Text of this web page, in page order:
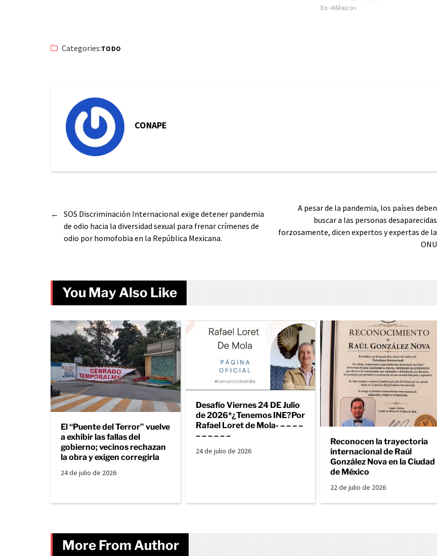
En «México»
Categories:TODO
CONAPE
←
SOS Discriminación Internacional exige detener pandemia
de odio hacia la diversidad sexual para frenar crímenes de
odio por homofobia en la República Mexicana.
A pesar de la pandemia, los países deben
buscar a las personas desaparecidas
forzosamente, dicen expertos y expertas de la
ONU
You May Also Like
El “Puente del Terror” vuelve
a exhibir las fallas del
gobierno; vecinos rechazan
la obra y exigen corregirla
24 de julio de 2026
Desafío Viernes 24 DE Julio
de 2026*¿Tenemos INE?Por
Rafael Loret de Mola- – – – –
– – – – – –
24 de julio de 2026
Reconocen la trayectoria
internacional de Raúl
González Nova en la Ciudad
de México
22 de julio de 2026
More From Author